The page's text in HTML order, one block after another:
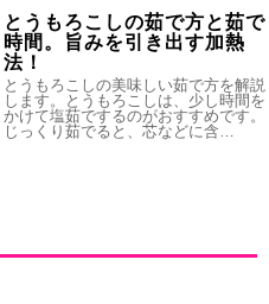
とうもろこしの茹で方と茹で
時間。旨みを引き出す加熱
法！
とうもろこしの美味しい茹で方を解説
します。とうもろこしは、少し時間を
かけて塩茹でするのがおすすめです。
じっくり茹でると、芯などに含…